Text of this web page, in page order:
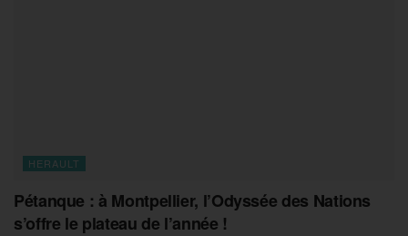
HERAULT
Pétanque : à Montpellier, l’Odyssée des Nations
s’offre le plateau de l’année !